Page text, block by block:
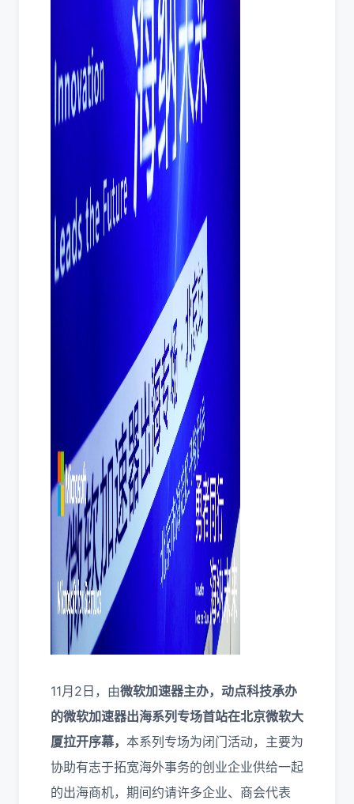
11月2日，由微软加速器主办，动点科技承办
的微软加速器出海系列专场首站在北京微软大
厦拉开序幕， 本系列专场为闭门活动，主要为
协助有志于拓宽海外事务的创业企业供给一起
的出海商机，期间约请许多企业、商会代表